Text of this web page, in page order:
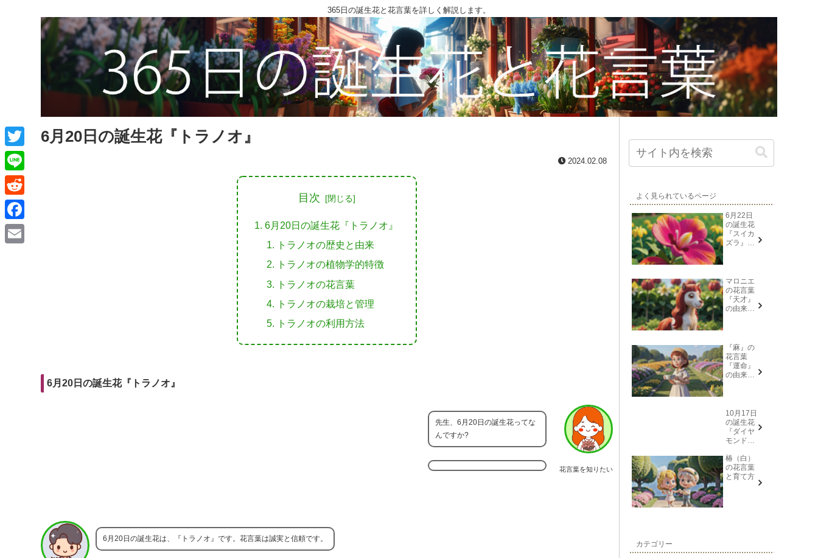
365日の誕生花と花言葉を詳しく解説します。
6月20日の誕生花『トラノオ』
2024.02.08
目次
6月20日の誕生花『トラノオ』
トラノオの歴史と由来
トラノオの植物学的特徴
トラノオの花言葉
トラノオの栽培と管理
トラノオの利用方法
6月20日の誕生花『トラノオ』
花言葉を知りたい
先生、6月20日の誕生花ってな
んですか?
6月20日の誕生花は、『トラノオ』です。花言葉は誠実と信頼です。
よく見られているページ
6月22日
の誕生花
『スイカ
ズラ』花
マロニエ
の花言葉
『天才』
の由来と
『麻』の
花言葉
『運命』
の由来と
10月17日
の誕生花
『ダイヤ
モンドリ
葉→また
会う日を
楽しみ
椿（白）
の花言葉
と育て方
カテゴリー
T
w
i
t
L
i
n
e
R
e
d
F